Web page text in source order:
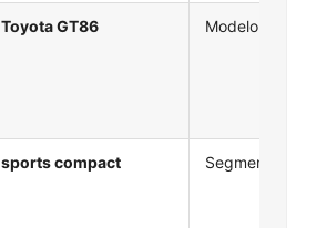
Toyota GT86 Modelo
sports compact Segmento